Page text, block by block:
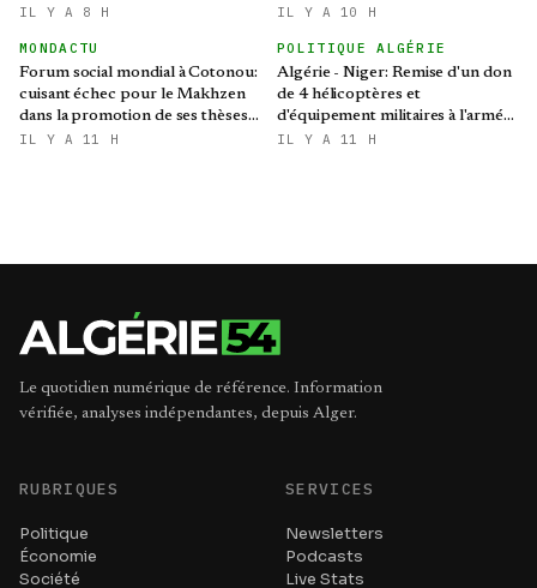
préoccupations des opérateurs
IL Y A 8 H
IL Y A 10 H
MONDACTU
Forum social mondial à Cotonou:
cuisant échec pour le Makhzen
dans la promotion de ses thèses
colonialistes
IL Y A 11 H
POLITIQUE ALGÉRIE
Algérie - Niger: Remise d'un don
de 4 hélicoptères et
d'équipement militaires à l'armée
nigérienne
IL Y A 11 H
Le quotidien numérique de référence. Information
vérifiée, analyses indépendantes, depuis Alger.
RUBRIQUES
Politique
Économie
Société
SERVICES
Newsletters
Podcasts
Live Stats